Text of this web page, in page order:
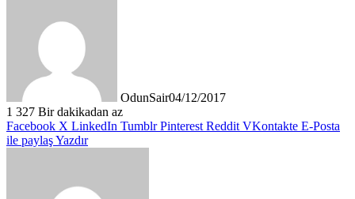
OdunSair04/12/2017
1 327 Bir dakikadan az
Facebook X LinkedIn Tumblr Pinterest Reddit VKontakte E-Posta
ile paylaşYazdır